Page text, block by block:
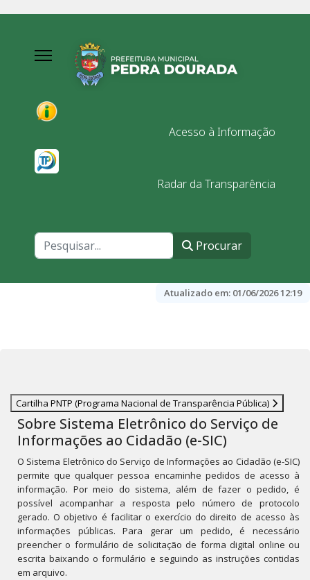
Acesso à Informação
Radar da Transparência
Procurar
Atualizado em: 01/06/2026 12:19
Cartilha PNTP (Programa Nacional de Transparência Pública)
Sobre Sistema Eletrônico do Serviço de
Informações ao Cidadão (e-SIC)
O Sistema Eletrônico do Serviço de Informações ao Cidadão (e-SIC)
permite que qualquer pessoa encaminhe pedidos de acesso à
informação. Por meio do sistema, além de fazer o pedido, é
possível acompanhar a resposta pelo número de protocolo
gerado. O objetivo é facilitar o exercício do direito de acesso às
informações públicas. Para gerar um pedido, é necessário
preencher o formulário de solicitação de forma digital online ou
escrita baixando o formulário e seguindo as instruções contidas
em arquivo.